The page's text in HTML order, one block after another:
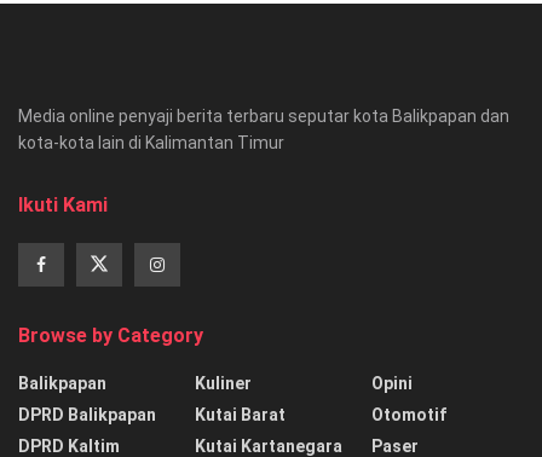
Media online penyaji berita terbaru seputar kota Balikpapan dan
kota-kota lain di Kalimantan Timur
Ikuti Kami
Browse by Category
Balikpapan
DPRD Balikpapan
DPRD Kaltim
Kuliner
Kutai Barat
Kutai Kartanegara
Opini
Otomotif
Paser